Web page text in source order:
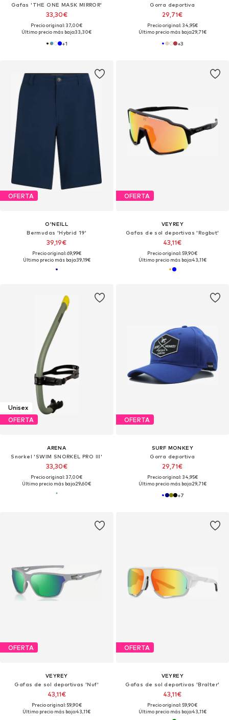
Gafas 'THE ONE MASK MIRROR'
33,30€
Precio original: 37,00€
Último precio más bajo:33,30€
+1
Gorra deportiva
29,71€
Precio original: 34,95€
Último precio más bajo:29,71€
+3
OFERTA
O'NEILL
Bermudas 'Hybrid 19'
39,19€
Precio original: 69,99€
Último precio más bajo:39,19€
OFERTA
VEYREY
Gafas de sol deportivas 'Rogbut'
43,11€
Precio original: 59,90€
Último precio más bajo:43,11€
Unisex
OFERTA
ARENA
Snorkel 'SWIM SNORKEL PRO III'
33,30€
Precio original: 37,00€
Último precio más bajo:29,60€
OFERTA
SURF MONKEY
Gorra deportiva
29,71€
Precio original: 34,95€
Último precio más bajo:29,71€
+7
OFERTA
VEYREY
Gafas de sol deportivas 'Nuf'
43,11€
Precio original: 59,90€
Último precio más bajo:43,11€
OFERTA
VEYREY
Gafas de sol deportivas 'Bralter'
43,11€
Precio original: 59,90€
Último precio más bajo:43,11€